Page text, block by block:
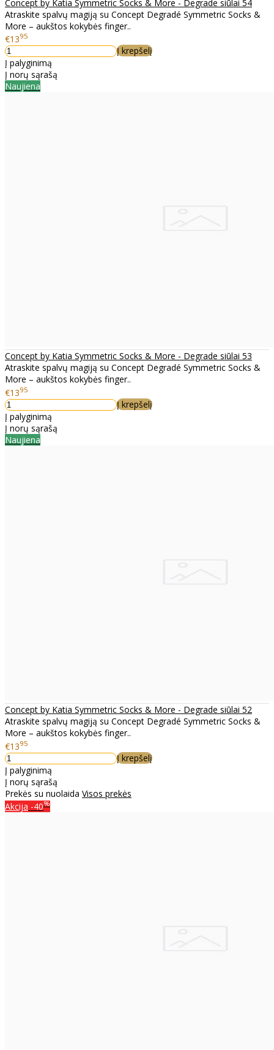
Concept by Katia Symmetric Socks & More - Degrade siūlai 54
Atraskite spalvų magiją su Concept Degradé Symmetric Socks &
More – aukštos kokybės finger..
€1395
Į krepšelį
Į palyginimą
Į norų sąrašą
Naujiena
Concept by Katia Symmetric Socks & More - Degrade siūlai 53
Atraskite spalvų magiją su Concept Degradé Symmetric Socks &
More – aukštos kokybės finger..
€1395
Į krepšelį
Į palyginimą
Į norų sąrašą
Naujiena
Concept by Katia Symmetric Socks & More - Degrade siūlai 52
Atraskite spalvų magiją su Concept Degradé Symmetric Socks &
More – aukštos kokybės finger..
€1395
Į krepšelį
Į palyginimą
Į norų sąrašą
Prekės su nuolaida Visos prekės
Akcija -40%